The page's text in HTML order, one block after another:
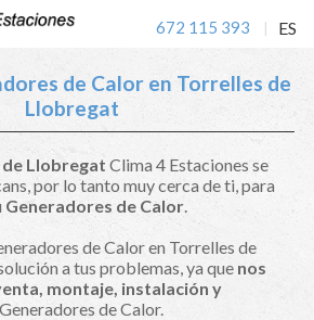
672 115 393 ES
de Calor en Torrelles de
Llobregat
Llobregat Clima 4 Estaciones se
por lo tanto muy cerca de ti, para
Generadores de Calor.
de Calor en Torrelles de
a tus problemas, ya que nos
montaje, instalación y
de Calor.